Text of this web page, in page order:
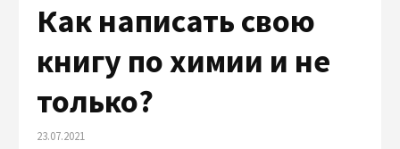
Как написать свою
книгу по химии и не
только?
23.07.2021